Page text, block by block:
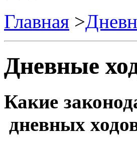
Главная >
Дневные
Какие
дневных